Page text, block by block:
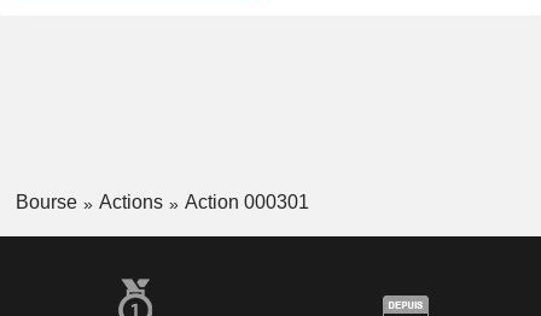
Bourse Actions Action 000301